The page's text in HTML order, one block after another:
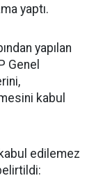
yaptı.
yapılan
Genel
kabul
edilemez